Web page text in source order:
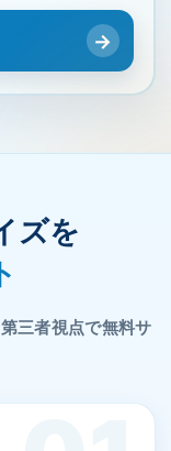
→
ズを
三者視点で無料サ